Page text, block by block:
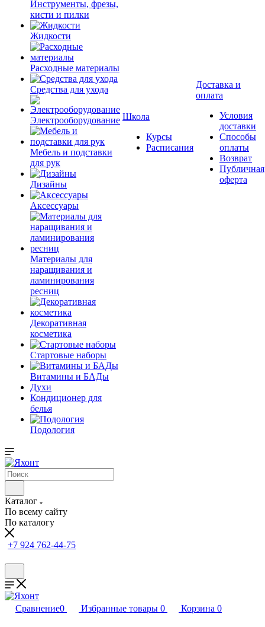
Инструменты, фрезы,
кисти и пилки
Жидкости
Расходные материалы
Средства для ухода
Электрооборудование
Мебель и подставки
для рук
Дизайны
Аксессуары
Материалы для
наращивания и
ламинирования
ресниц
Декоративная
косметика
Стартовые наборы
Витамины и БАДы
Духи
Кондиционер для
белья
Подология
Школа
Курсы
Расписания
Доставка и
оплата
Условия
доставки
Способы
оплаты
Возврат
Публичная
оферта
Каталог
По всему сайту
По каталогу
+7 924 762-44-75
Сравнение0 Избранные товары 0 Корзина 0